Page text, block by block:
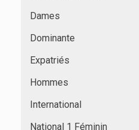
Dames
Dominante
Expatriés
Hommes
International
National 1 Féminin